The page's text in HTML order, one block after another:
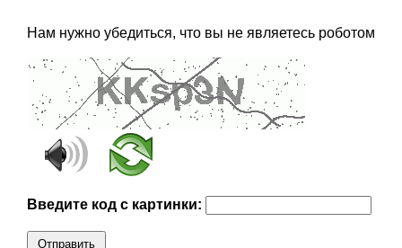
Нам нужно убедиться, что вы не являетесь роботом
Введите код с картинки:
Отправить